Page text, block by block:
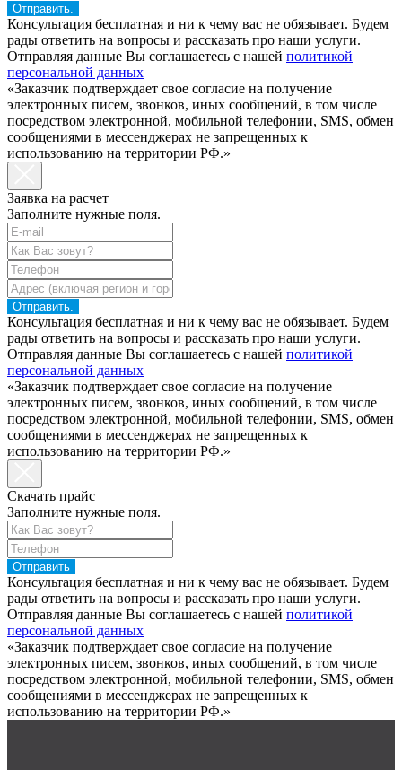
Отправить.
Консультация бесплатная и ни к чему вас не обязывает. Будем
рады ответить на вопросы и рассказать про наши услуги.
Отправляя данные Вы соглашаетесь с нашей политикой
персональной данных
«Заказчик подтверждает свое согласие на получение
электронных писем, звонков, иных сообщений, в том числе
посредством электронной, мобильной телефонии, SMS, обмен
сообщениями в мессенджерах не запрещенных к
использованию на территории РФ.»
Заявка на расчет
Заполните нужные поля.
Отправить.
Консультация бесплатная и ни к чему вас не обязывает. Будем
рады ответить на вопросы и рассказать про наши услуги.
Отправляя данные Вы соглашаетесь с нашей политикой
персональной данных
«Заказчик подтверждает свое согласие на получение
электронных писем, звонков, иных сообщений, в том числе
посредством электронной, мобильной телефонии, SMS, обмен
сообщениями в мессенджерах не запрещенных к
использованию на территории РФ.»
Скачать прайс
Заполните нужные поля.
Отправить
Консультация бесплатная и ни к чему вас не обязывает. Будем
рады ответить на вопросы и рассказать про наши услуги.
Отправляя данные Вы соглашаетесь с нашей политикой
персональной данных
«Заказчик подтверждает свое согласие на получение
электронных писем, звонков, иных сообщений, в том числе
посредством электронной, мобильной телефонии, SMS, обмен
сообщениями в мессенджерах не запрещенных к
использованию на территории РФ.»